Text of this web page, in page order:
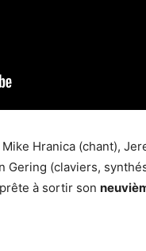
Hranica (chant),
Gering (claviers,
à sortir son